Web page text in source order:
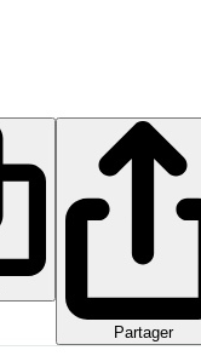
Partager